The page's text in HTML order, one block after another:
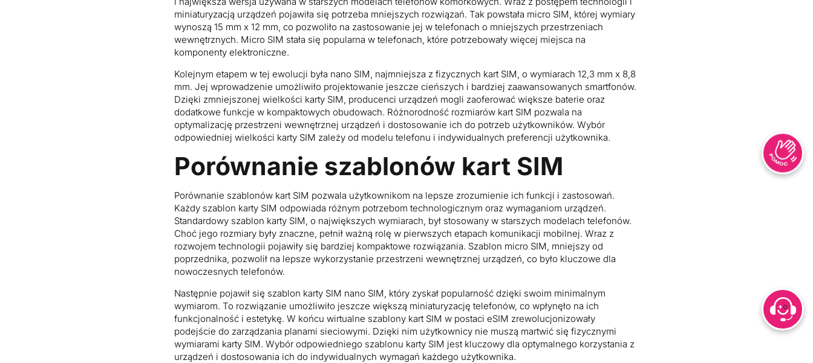
miniaturyzacją urządzeń pojawiła się potrzeba mniejszych rozwiązań. Tak powstała micro SIM, której wymiary
wynoszą 15 mm x 12 mm, co pozwoliło na zastosowanie jej w telefonach o mniejszych przestrzeniach
wewnętrznych. Micro SIM stała się popularna w telefonach, które potrzebowały więcej miejsca na
komponenty elektroniczne.
Kolejnym etapem w tej ewolucji była nano SIM, najmniejsza z fizycznych kart SIM, o wymiarach 12,3 mm x 8,8
mm. Jej wprowadzenie umożliwiło projektowanie jeszcze cieńszych i bardziej zaawansowanych smartfonów.
Dzięki zmniejszonej wielkości karty SIM, producenci urządzeń mogli zaoferować większe baterie oraz
dodatkowe funkcje w kompaktowych obudowach. Różnorodność rozmiarów kart SIM pozwala na
optymalizację przestrzeni wewnętrznej urządzeń i dostosowanie ich do potrzeb użytkowników. Wybór
odpowiedniej wielkości karty SIM zależy od modelu telefonu i indywidualnych preferencji użytkownika.
Porównanie szablonów kart SIM
Porównanie szablonów kart SIM pozwala użytkownikom na lepsze zrozumienie ich funkcji i zastosowań.
Każdy szablon karty SIM odpowiada różnym potrzebom technologicznym oraz wymaganiom urządzeń.
Standardowy szablon karty SIM, o największych wymiarach, był stosowany w starszych modelach telefonów.
Choć jego rozmiary były znaczne, pełnił ważną rolę w pierwszych etapach komunikacji mobilnej. Wraz z
rozwojem technologii pojawiły się bardziej kompaktowe rozwiązania. Szablon micro SIM, mniejszy od
poprzednika, pozwolił na lepsze wykorzystanie przestrzeni wewnętrznej urządzeń, co było kluczowe dla
nowoczesnych telefonów.
Następnie pojawił się szablon karty SIM nano SIM, który zyskał popularność dzięki swoim minimalnym
wymiarom. To rozwiązanie umożliwiło jeszcze większą miniaturyzację telefonów, co wpłynęło na ich
funkcjonalność i estetykę. W końcu wirtualne szablony kart SIM w postaci eSIM zrewolucjonizowały
podejście do zarządzania planami sieciowymi. Dzięki nim użytkownicy nie muszą martwić się fizycznymi
wymiarami karty SIM. Wybór odpowiedniego szablonu karty SIM jest kluczowy dla optymalnego korzystania z
urządzeń i dostosowania ich do indywidualnych wymagań każdego użytkownika.